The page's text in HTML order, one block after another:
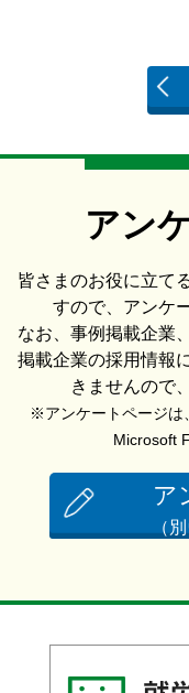
アン
皆さまのお役に立て
すので、アンケ
なお、事例掲載企業
掲載企業の採用情報
きませんので
※アンケートページは
Microsoft
ア
（